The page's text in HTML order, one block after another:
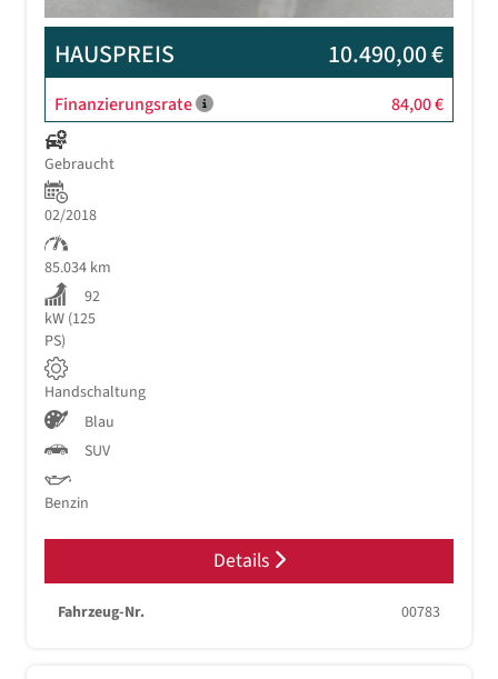
HAUSPREIS 10.490,00 €
Finanzierungsrate 84,00 €
Gebraucht
02/2018
85.034 km
92
kW (125
PS)
Handschaltung
Blau
SUV
Benzin
Details
Fahrzeug-Nr. 00783